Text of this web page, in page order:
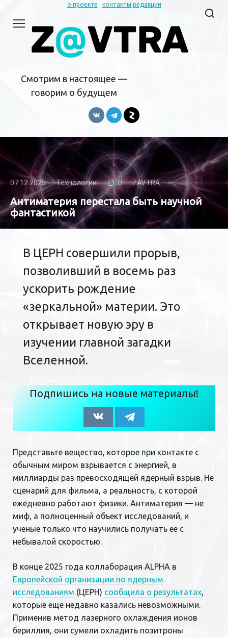
контенту
о проекте контакты редакции
Смотрим в настоящее —
говорим о будущем
07.12.2025 Технологии 0 ZAVTRA
Антиматерия перестала быть научной
фантастикой
В ЦЕРН совершили прорыв,
позволивший в восемь раз
ускорить рождение
«зеркальной» материи. Это
открывает новую эру в
изучении главной загадки
Вселенной.
Подпишись на новые материалы!
Представьте вещество, которое при контакте с
обычным миром взрывается с энергией, в
миллиарды раз превосходящей ядерный взрыв. Не
сценарий для фильма, а реальность, с которой
ежедневно работают физики. Антиматерия — не
миф, а полноценный объект исследований, и
ученые только что научились получать ее с
небывалой скоростью.
В конце 2025 года коллаборация ALPHA в
Европейской организации по ядерным
исследованиям (ЦЕРН) сообщила о результатах,
которые еще недавно казались невозможными.
Применив метод лазерного охлаждения ионов
бериллия, они сумели охладить позитроны